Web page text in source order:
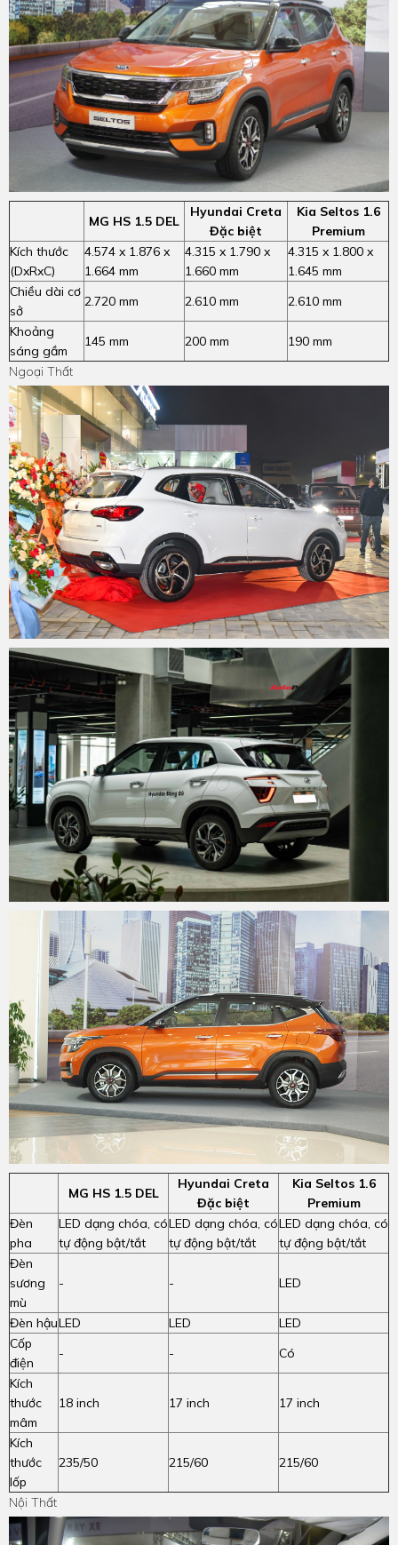
MG HS 1.5 DEL
Hyundai Creta
Đặc biệt
Kia Seltos 1.6
Premium
Kích thước
(DxRxC)
4.574 x 1.876 x
1.664 mm
4.315 x 1.790 x
1.660 mm
4.315 x 1.800 x
1.645 mm
Chiều dài cơ
sở
2.720 mm 2.610 mm
2.610 mm
Khoảng
sáng gầm
145 mm 200 mm
190 mm
Ngoại Thất
MG HS 1.5 DEL
Hyundai Creta
Đặc biệt
Kia Seltos 1.6
Premium
Đèn
pha
LED dạng chóa, có
tự động bật/tắt
LED dạng chóa, có
tự động bật/tắt
LED dạng chóa, có
tự động bật/tắt
Đèn
sương
mù
- - LED
Đèn hậuLED LED
LED
Cốp
điện
- -
Có
Kích
thước
mâm
18 inch 17 inch 17 inch
Kích
thước
lốp
235/50 215/60 215/60
Nội Thất